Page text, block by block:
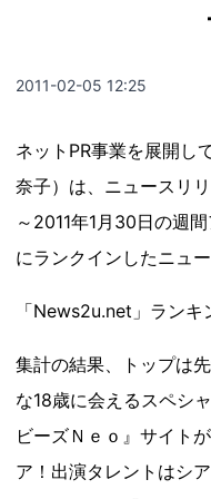
2011-02-05 12:25
ネットPR事業を展開し
奈子）は、ニュースリ
～2011年1月30日の週
にランクインしたニュ
「News2u.net」ラン
集計の結果、トップは
な18歳に会えるスペシ
ビーズＮｅｏ』サイト
ア！出演タレントはシ